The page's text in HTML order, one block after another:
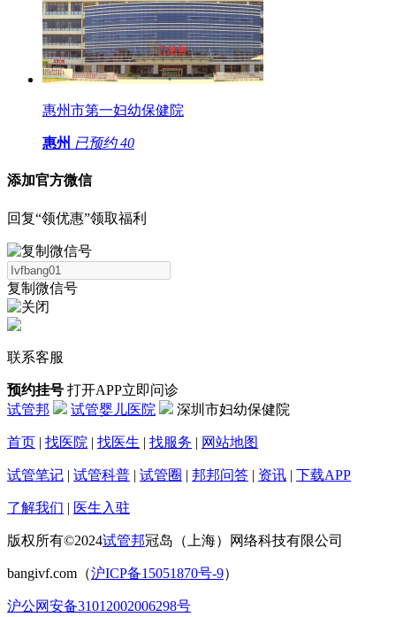
惠州市第一妇幼保健院
惠州 已预约 40
添加官方微信
回复“领优惠”领取福利
复制微信号
联系客服
预约挂号 打开APP立即问诊
试管邦
试管婴儿医院 深圳市妇幼保健院
首页 | 找医院 | 找医生 | 找服务 | 网站地图
试管笔记 | 试管科普 | 试管圈 | 邦邦问答 | 资讯 | 下载APP
了解我们 | 医生入驻
版权所有©2024试管邦冠岛（上海）网络科技有限公司
bangivf.com（沪ICP备15051870号-9）
沪公网安备31012002006298号